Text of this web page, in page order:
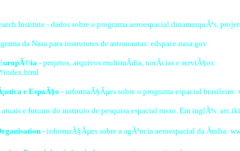
Institute - dados sobre o programa aeroespacial dinamarquÃªs,
da Nasa para instrutores de astronautas: edspace.nasa.gov
- projetos, arquivos multimÃ­dia, notÃ­cias e serviÃ§os:
index.html
e EspaÃ§o - informaÃ§Ãµes sobre o programa espacial brasileiro:
atuais e futuras do instituto de pesquisa espacial russo. Em inglÃªs:
- informaÃ§Ãµes sobre a agÃªncia aeroespacial da Ãndia: